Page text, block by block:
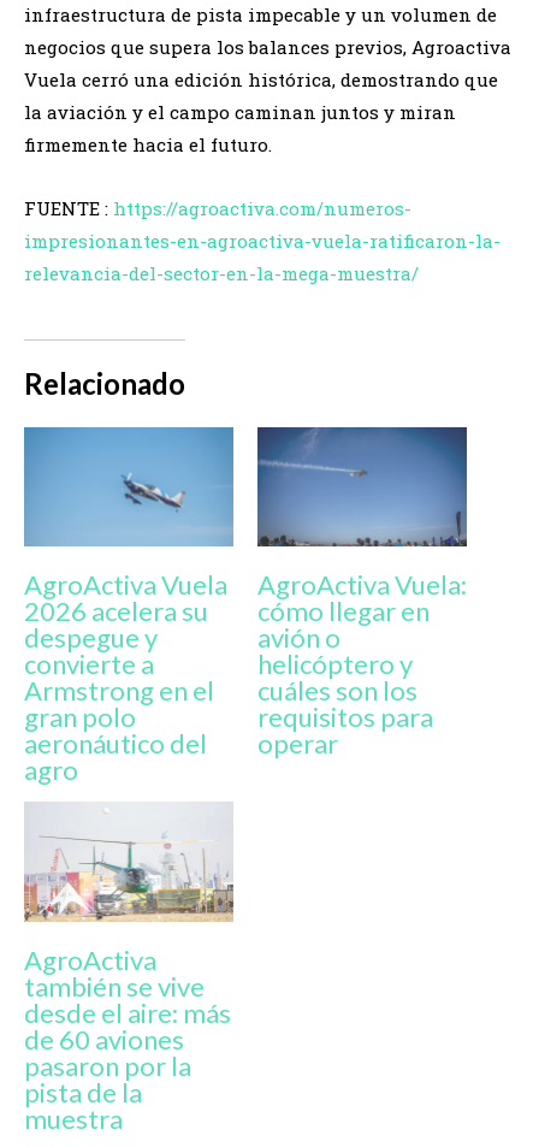
infraestructura de pista impecable y un volumen de
negocios que supera los balances previos, Agroactiva
Vuela cerró una edición histórica, demostrando que
la aviación y el campo caminan juntos y miran
firmemente hacia el futuro.
FUENTE : https://agroactiva.com/numeros-
impresionantes-en-agroactiva-vuela-ratificaron-la-
relevancia-del-sector-en-la-mega-muestra/
Relacionado
AgroActiva Vuela
2026 acelera su
despegue y
convierte a
Armstrong en el
gran polo
aeronáutico del
agro
AgroActiva Vuela:
cómo llegar en
avión o
helicóptero y
cuáles son los
requisitos para
operar
AgroActiva
también se vive
desde el aire: más
de 60 aviones
pasaron por la
pista de la
muestra